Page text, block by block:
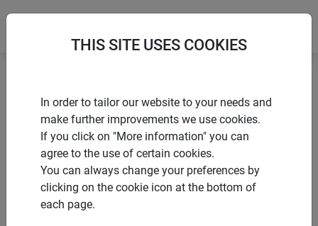
Accueil Serres Mini-serre d’interieur avec pastilles
PRODUITS
THIS SITE USES COOKIES
In order to tailor our website to your needs and
make further improvements we use cookies.
If you click on "More information" you can
agree to the use of certain cookies.
You can always change your preferences by
clicking on the cookie icon at the bottom of
each page.